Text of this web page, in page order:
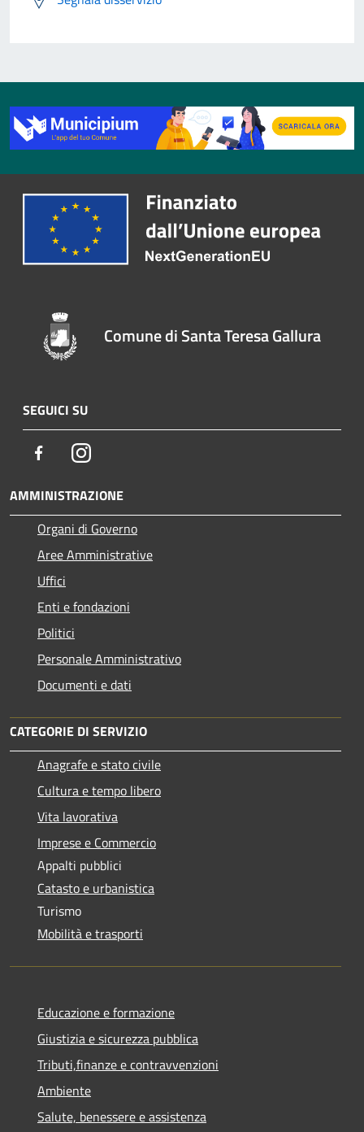
Comune di Santa Teresa Gallura
SEGUICI SU
FacebookInstagram
AMMINISTRAZIONE
Organi di Governo
Aree Amministrative
Uffici
Enti e fondazioni
Politici
Personale Amministrativo
Documenti e dati
CATEGORIE DI SERVIZIO
Anagrafe e stato civile
Cultura e tempo libero
Vita lavorativa
Imprese e Commercio
Appalti pubblici
Catasto e urbanistica
Turismo
Mobilità e trasporti
Educazione e formazione
Giustizia e sicurezza pubblica
Tributi,finanze e contravvenzioni
Ambiente
Salute, benessere e assistenza